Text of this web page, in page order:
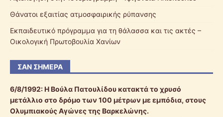
Θάνατοι εξαιτίας ατμοσφαιρικής ρύπανσης
Εκπαιδευτικό πρόγραμμα για τη θάλασσα και τις ακτές –
Οικολογική Πρωτοβουλία Χανίων
ΣΑΝ ΣΉΜΕΡΑ
6/8/1992: Η Βούλα Πατουλίδου κατακτά το χρυσό
μετάλλιο στο δρόμο των 100 μέτρων με εμπόδια, στους
Ολυμπιακούς Αγώνες της Βαρκελώνης.